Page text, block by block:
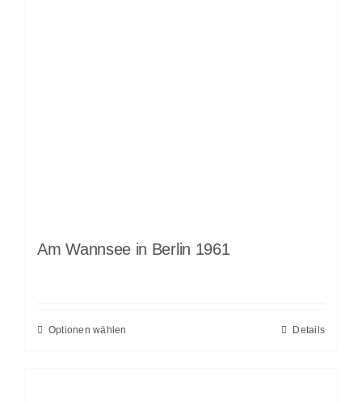
Am Wannsee in Berlin 1961
Optionen wählen Details